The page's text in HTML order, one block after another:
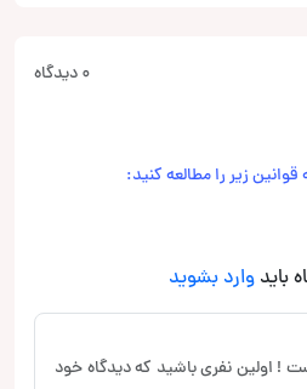
0 دیدگاه
زیر را مطالعه کنید:
باید وارد بشوید
! اولین نفری باشید که دیدگاه خود